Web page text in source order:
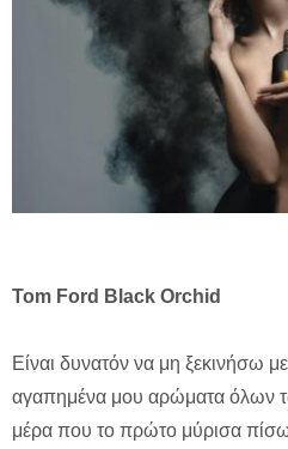
Tom Ford Black Orchid
Είναι δυνατόν να μη ξεκινήσω
αγαπημένα μου αρώματα όλων
μέρα που το πρώτο μύρισα